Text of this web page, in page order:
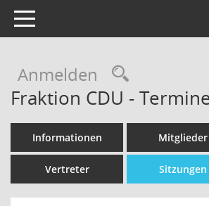
Toggle navigation
Anmelden
Fraktion CDU -
Informationen Mitglieder
Vertreter Sitzungen